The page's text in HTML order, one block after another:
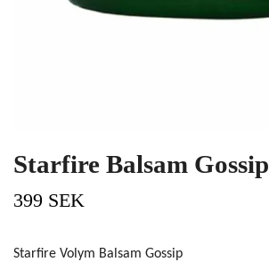
Starfire Balsam Gossip
399 SEK
Starfire Volym Balsam Gossip